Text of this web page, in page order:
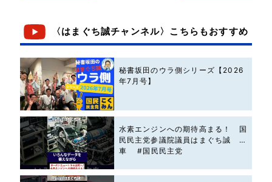
〈はまぐち誠チャンネル〉こちらもおすすめ
秘書坂田のウラ側シリーズ【2026
年7月号】
水素エンジンへの期待高まる！ 国
民民主党参議院議員はまぐち誠 #
車 #国民民主党